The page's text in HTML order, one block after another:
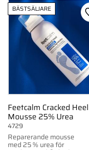
Feetcalm Cracked Heel
Mousse 25% Urea
Reparerande mousse
med 25 % urea för
4729
BÄSTSÄLJARE